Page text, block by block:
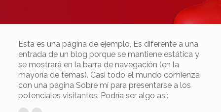
Esta es una página de ejemplo, Es diferente a una
entrada de un blog porque se mantiene estática y
se mostrará en la barra de navegación (en la
mayoría de temas). Casi todo el mundo comienza
con una página Sobre mí para presentarse a los
potenciales visitantes. Podría ser algo así: